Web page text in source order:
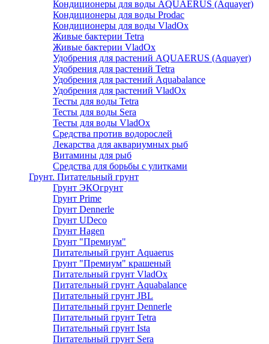
Кондиционеры для воды AQUAERUS (Aquayer)
Кондиционеры для воды Prodac
Кондиционеры для воды VladOx
Живые бактерии Tetra
Живые бактерии VladOx
Удобрения для растений AQUAERUS (Aquayer)
Удобрения для растений Tetra
Удобрения для растений Aquabalance
Удобрения для растений VladOx
Тесты для воды Tetra
Тесты для воды Sera
Тесты для воды VladOx
Средства против водорослей
Лекарства для аквариумных рыб
Витамины для рыб
Средства для борьбы с улитками
Грунт. Питательный грунт
Грунт ЭКОгрунт
Грунт Prime
Грунт Dennerle
Грунт UDeco
Грунт Hagen
Грунт "Премиум"
Питательный грунт Aquaerus
Грунт "Премиум" крашеный
Питательный грунт VladOx
Питательный грунт Aquabalance
Питательный грунт JBL
Питательный грунт Dennerle
Питательный грунт Tetra
Питательный грунт Ista
Питательный грунт Sera